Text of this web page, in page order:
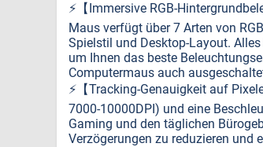
⚡️【Immersive RGB-
Maus verfügt über 7 Arten von
Spielstil und Desktop-Layout.
um Ihnen das beste
Computermaus auch
⚡️【Tracking-Genauigkeit auf
7000-10000DPI) und eine
Gaming und den täglichen
Verzögerungen zu reduzieren und